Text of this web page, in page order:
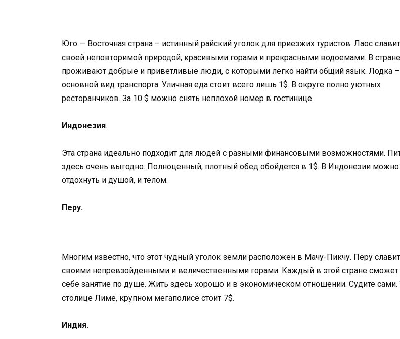
Юго — Восточная страна – истинный райский уголок для приезжих туристов. Лаос
своей неповторимой природой, красивыми горами и прекрасными водоемами. В стране
проживают добрые и приветливые люди, с которыми легко найти общий язык. Лодка –
основной вид транспорта. Уличная еда стоит всего лишь 1$. В округе полно уютных
ресторанчиков. За 10 $ можно снять неплохой номер в гостинице.
Индонезия.
Эта страна идеально подходит для людей с разными финансовыми возможностями.
здесь очень выгодно. Полноценный, плотный обед обойдется в 1$. В Индонезии
отдохнуть и душой, и телом.
Перу.
Многим известно, что этот чудный уголок земли расположен в Мачу-Пикчу. Перу
своими непревзойденными и величественными горами. Каждый в этой стране сможет
себе занятие по душе. Жить здесь хорошо и в экономическом отношении. Судите сами.
столице Лиме, крупном мегаполисе стоит 7$.
Индия.